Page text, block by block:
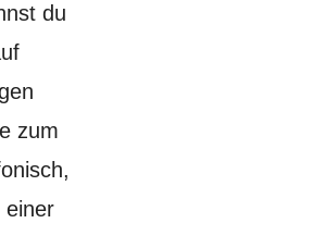
du
zum
einer